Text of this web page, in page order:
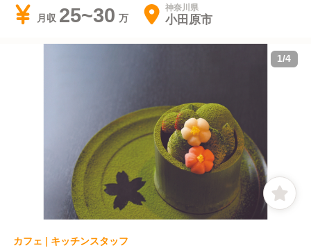
月収 25~30 神奈川県
小田原市
1/4
カフェ | キッチンスタッフ